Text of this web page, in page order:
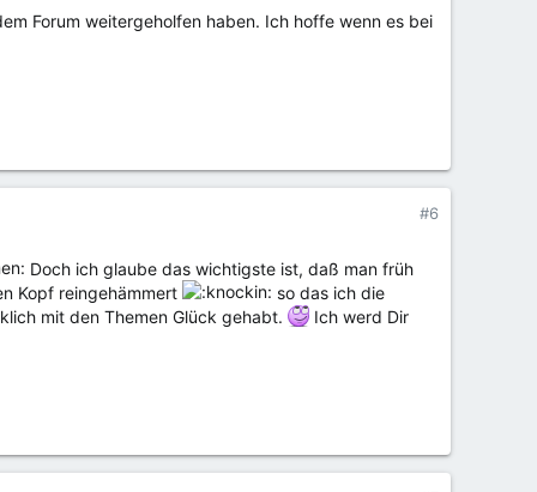
Forum weitergeholfen haben. Ich hoffe wenn es bei
#6
Doch ich glaube das wichtigste ist, daß man früh
Kopf reingehämmert
so das ich die
mit den Themen Glück gehabt.
Ich werd Dir